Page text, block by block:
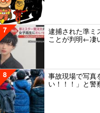
7
逮捕された準ミ
ことが判明←凄
8
事故現場で写真
い！！！」と警